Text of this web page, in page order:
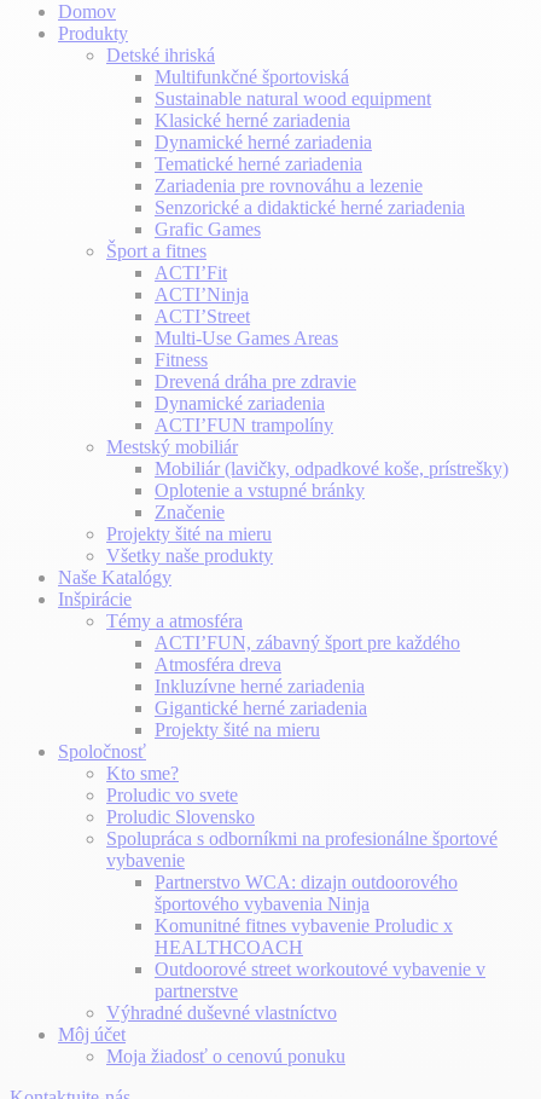
Domov
Produkty
Detské ihriská
Multifunkčné športoviská
Sustainable natural wood equipment
Klasické herné zariadenia
Dynamické herné zariadenia
Tematické herné zariadenia
Zariadenia pre rovnováhu a lezenie
Senzorické a didaktické herné zariadenia
Grafic Games
Šport a fitnes
ACTI’Fit
ACTI’Ninja
ACTI’Street
Multi-Use Games Areas
Fitness
Drevená dráha pre zdravie
Dynamické zariadenia
ACTI’FUN trampolíny
Mestský mobiliár
Mobiliár (lavičky, odpadkové koše, prístrešky)
Oplotenie a vstupné bránky
Značenie
Projekty šité na mieru
Všetky naše produkty
Naše Katalógy
Inšpirácie
Témy a atmosféra
ACTI’FUN, zábavný šport pre každého
Atmosféra dreva
Inkluzívne herné zariadenia
Gigantické herné zariadenia
Projekty šité na mieru
Spoločnosť
Kto sme?
Proludic vo svete
Proludic Slovensko
Spolupráca s odborníkmi na profesionálne športové
vybavenie
Partnerstvo WCA: dizajn outdoorového
športového vybavenia Ninja
Komunitné fitnes vybavenie Proludic x
HEALTHCOACH
Outdoorové street workoutové vybavenie v
partnerstve
Výhradné duševné vlastníctvo
Môj účet
Moja žiadosť o cenovú ponuku